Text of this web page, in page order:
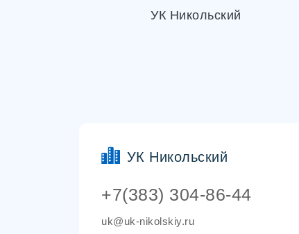
УК Никольский
УК Никольский
+7(383) 304-86-44
uk@uk-nikolskiy.ru